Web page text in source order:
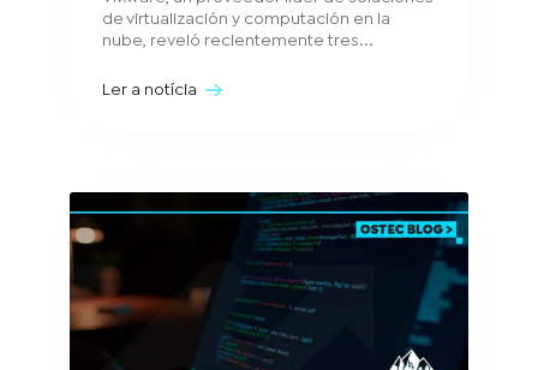
de virtualización y computación en la
nube, reveló recientemente tres...
Ler a notícia